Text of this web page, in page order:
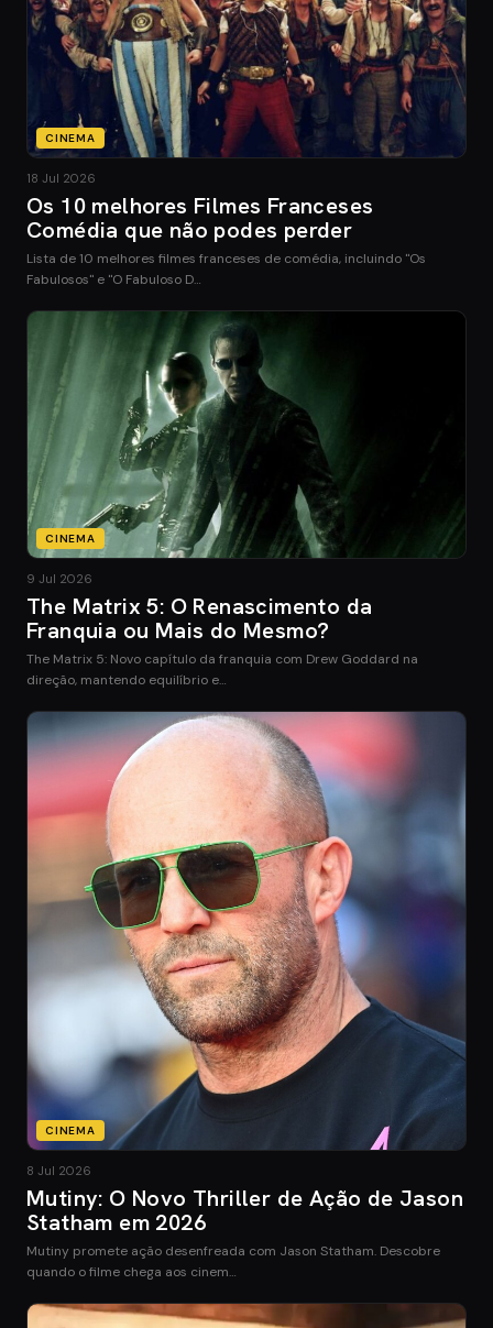
CINEMA
18 Jul 2026
Os 10 melhores Filmes Franceses
Comédia que não podes perder
Lista de 10 melhores filmes franceses de comédia, incluindo "Os
Fabulosos" e "O Fabuloso D…
CINEMA
9 Jul 2026
The Matrix 5: O Renascimento da
Franquia ou Mais do Mesmo?
The Matrix 5: Novo capítulo da franquia com Drew Goddard na
direção, mantendo equilíbrio e…
CINEMA
8 Jul 2026
Mutiny: O Novo Thriller de Ação de Jason
Statham em 2026
Mutiny promete ação desenfreada com Jason Statham. Descobre
quando o filme chega aos cinem…